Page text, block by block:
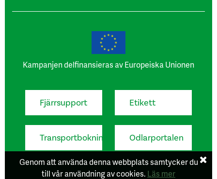
Genom att använda denna webbplats samtycker du
till vår användning av cookies. Läs mer
Kampanjen delfinansieras av Europeiska Unionen
Fjärrsupport Etikett
Transportbokning Odlarportalen